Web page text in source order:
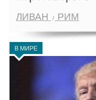
ЛИВАН РИМ
В МИРЕ